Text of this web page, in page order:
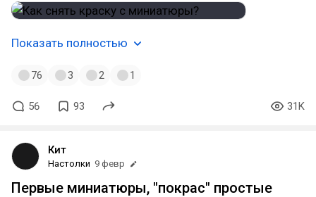
Показать полностью
76 3 2 1
56 93 31K
Кит
Настолки 9 февр
Первые миниатюры, "покрас" простые